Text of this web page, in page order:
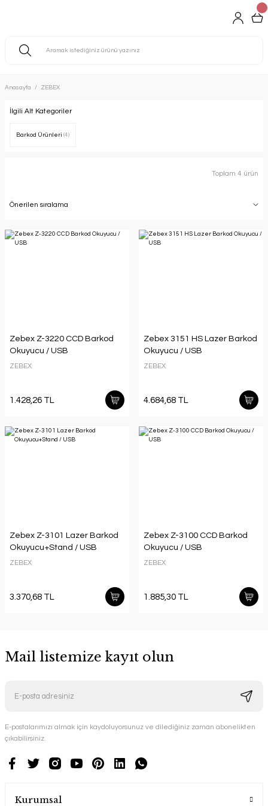
Anasayfa ZEBEX
İlgili Alt Kategoriler
Barkod Ürünleri (4)
Toplam 4 ürün
Zebex Z-3220 CCD Barkod
Okuyucu / USB
ZEBEX
1.428,26 TL
Zebex 3151 HS Lazer Barkod
Okuyucu / USB
ZEBEX
4.684,68 TL
Zebex Z-3101 Lazer Barkod
Okuyucu+Stand / USB
ZEBEX
3.370,68 TL
Zebex Z-3100 CCD Barkod
Okuyucu / USB
ZEBEX
1.885,30 TL
Mail listemize kayıt olun
E-postalarımızı almak için kaydoluyorsunuz ve dilediğiniz zaman abonelikten
çıkabilirsiniz.
Kurumsal